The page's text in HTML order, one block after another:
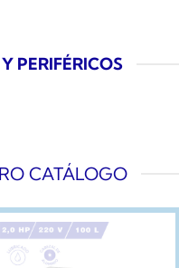
PERIFÉRICOS
CATÁLOGO